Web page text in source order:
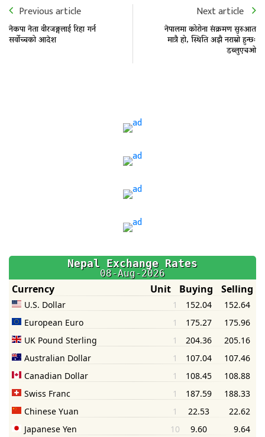
Previous article
नेकपा नेता वीरजङ्गलाई रिहा गर्न
सर्वोच्चको आदेश
Next article
नेपालमा कोरोना संक्रमण सुरुआत
मात्रै हो, स्थिति अझै नराम्रो हुन्छः
डब्लुएचओ